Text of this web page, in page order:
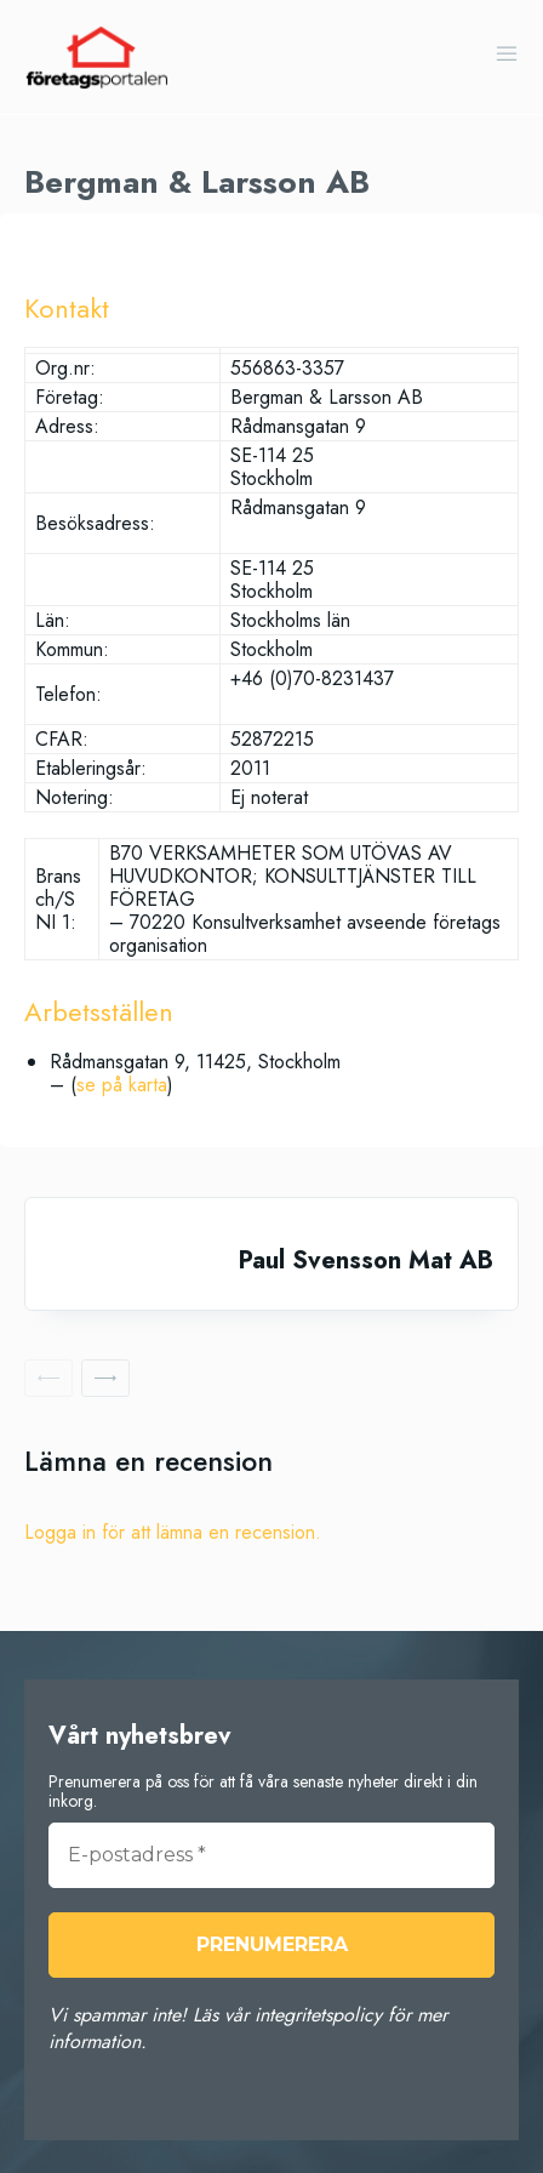
Bergman & Larsson AB
Kontakt
Org.nr:
556863-3357
Företag:
Bergman & Larsson AB
Adress:
Rådmansgatan 9
SE-114 25
Stockholm
Besöksadress:
Rådmansgatan 9
SE-114 25
Stockholm
Län:
Stockholms län
Kommun:
Stockholm
Telefon:
+46 (0)70-8231437
CFAR:
52872215
Etableringsår:
2011
Notering:
Ej noterat
Brans
ch/S
NI 1:
B70 VERKSAMHETER SOM UTÖVAS AV
HUVUDKONTOR; KONSULTTJÄNSTER TILL
FÖRETAG
– 70220 Konsultverksamhet avseende företags
organisation
Arbetsställen
Rådmansgatan 9, 11425, Stockholm
– (se på karta)
Paul Svensson Mat AB
Lämna en recension
Logga in för att lämna en recension.
Vårt nyhetsbrev
Prenumerera på oss för att få våra senaste nyheter direkt i din
inkorg.
Vi spammar inte! Läs vår integritetspolicy för mer
information.